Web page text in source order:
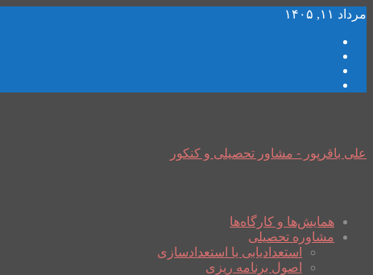
مرداد ۱۱, ۱۴۰۵
علی باقرپور - مشاور تحصیلی و کنکور
همایش‌ها و کارگاه‌ها
مشاوره تحصیلی
استعدادیابی یا استعدادسازی
اصول برنامه ریزی